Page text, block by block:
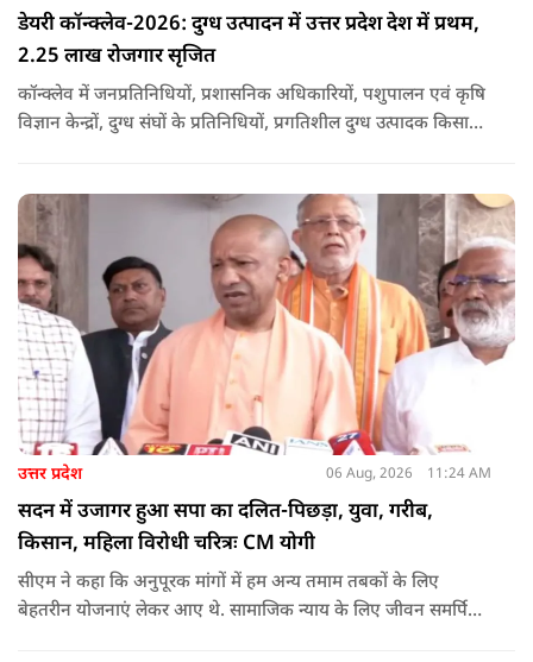
डेयरी कॉन्क्लेव-2026: दुग्ध उत्पादन में उत्तर प्रदेश देश में प्रथम,
2.25 लाख रोजगार सृजित
कॉन्क्लेव में जनप्रतिनिधियों, प्रशासनिक अधिकारियों, पशुपालन एवं कृषि
विज्ञान केन्द्रों, दुग्ध संघों के प्रतिनिधियों, प्रगतिशील दुग्ध उत्पादक किसानों,
उत्तर प्रदेश 06 Aug, 2026 11:24 AM
सदन में उजागर हुआ सपा का दलित-पिछड़ा, युवा, गरीब,
किसान, महिला विरोधी चरित्रः CM योगी
सीएम ने कहा कि अनुपूरक मांगों में हम अन्य तमाम तबकों के लिए
बेहतरीन योजनाएं लेकर आए थे. सामाजिक न्याय के लिए जीवन समर्पित